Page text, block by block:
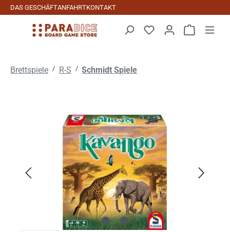
Zum Hauptinhalt springen
DAS GESCHÄFTANFAHRTKONTAKT
Brettspiele / R-S / Schmidt Spiele
Bildergalerie überspringen